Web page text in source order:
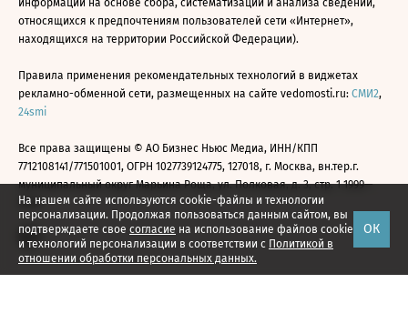
На нашем сайте используются cookie-файлы и технологии
персонализации. Продолжая пользоваться данным сайтом, вы
подтверждаете свое согласие на использование файлов cookie
и технологий персонализации в соответствии с Политикой в
отношении обработки персональных данных.
ОК
информации на основе сбора, систематизации и анализа сведений,
относящихся к предпочтениям пользователей сети «Интернет»,
находящихся на территории Российской Федерации).
Правила применения рекомендательных технологий в виджетах
рекламно-обменной сети, размещенных на сайте vedomosti.ru: СМИ2,
24smi
Все права защищены © АО Бизнес Ньюс Медиа, ИНН/КПП
7712108141/771501001, ОГРН 1027739124775, 127018, г. Москва, вн.тер.г.
муниципальный округ Марьина Роща, ул. Полковая, д. 3, стр. 1 1999—
2026